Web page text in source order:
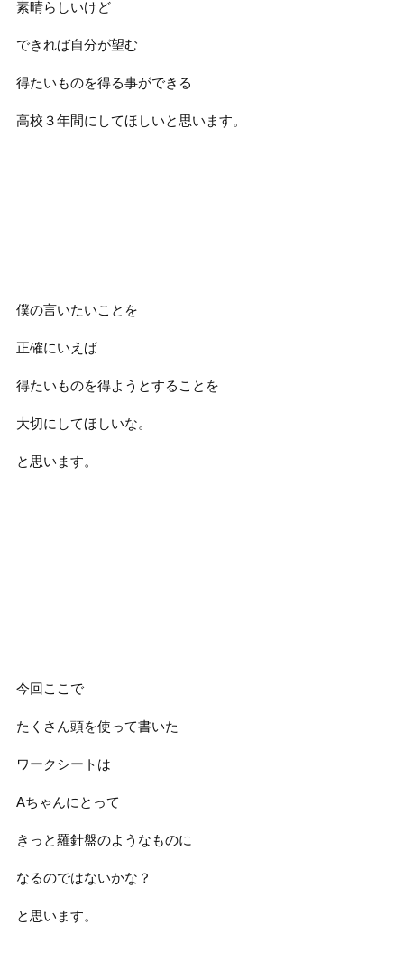
素晴らしいけど
できれば自分が望む
得たいものを得る事ができる
高校３年間にしてほしいと思います。
僕の言いたいことを
正確にいえば
得たいものを得ようとすることを
大切にしてほしいな。
と思います。
今回ここで
たくさん頭を使って書いた
ワークシートは
Aちゃんにとって
きっと羅針盤のようなものに
なるのではないかな？
と思います。